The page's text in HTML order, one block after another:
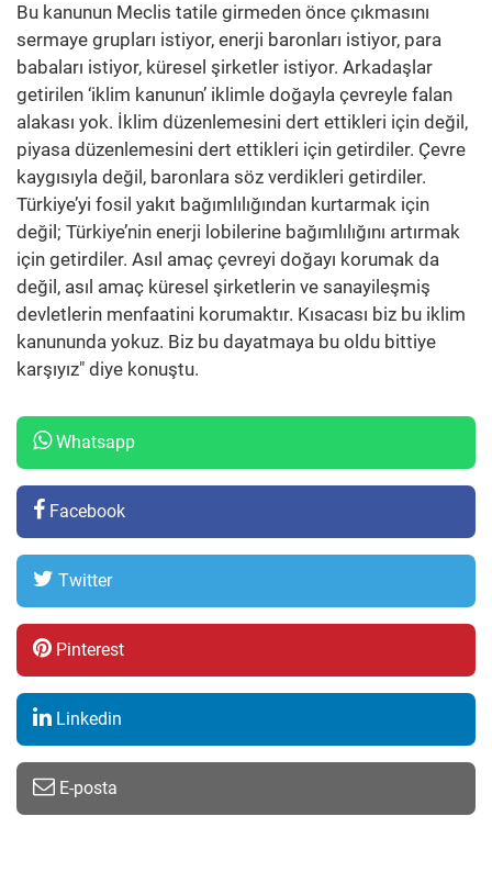
Bu kanunun Meclis tatile girmeden önce çıkmasını
sermaye grupları istiyor, enerji baronları istiyor, para
babaları istiyor, küresel şirketler istiyor. Arkadaşlar
getirilen ‘iklim kanunun’ iklimle doğayla çevreyle falan
alakası yok. İklim düzenlemesini dert ettikleri için değil,
piyasa düzenlemesini dert ettikleri için getirdiler. Çevre
kaygısıyla değil, baronlara söz verdikleri getirdiler.
Türkiye’yi fosil yakıt bağımlılığından kurtarmak için
değil; Türkiye’nin enerji lobilerine bağımlılığını artırmak
için getirdiler. Asıl amaç çevreyi doğayı korumak da
değil, asıl amaç küresel şirketlerin ve sanayileşmiş
devletlerin menfaatini korumaktır. Kısacası biz bu iklim
kanununda yokuz. Biz bu dayatmaya bu oldu bittiye
karşıyız" diye konuştu.
Whatsapp
Facebook
Twitter
Pinterest
Linkedin
E-posta